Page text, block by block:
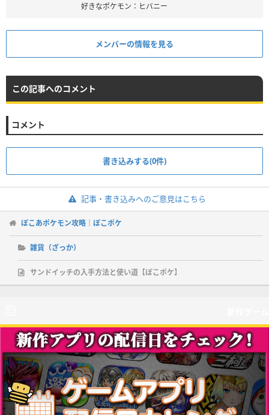
好きなポケモン：ヒバニー
メンバーの情報を見る
この記事へのコメント
コメント
書き込みする(0件)
記事・書き込みへのご意見はこちら
ぽこあポケモン攻略｜ぽこポケ
雑貨（ざっか）
サンドイッチの入手方法と使い道【ぽこポケ】